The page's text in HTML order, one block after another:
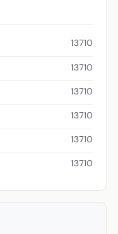
13710
13710
13710
13710
13710
13710